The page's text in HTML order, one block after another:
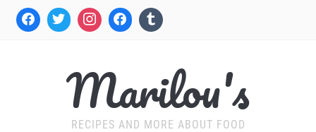
Marilou's
RECIPES AND MORE ABOUT FOOD